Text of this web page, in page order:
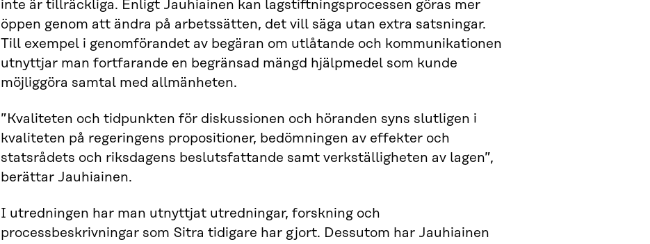
inte är tillräckliga. Enligt Jauhiainen kan lagstiftningsprocessen göras mer
öppen genom att ändra på arbetssätten, det vill säga utan extra satsningar.
Till exempel i genomförandet av begäran om utlåtande och kommunikationen
utnyttjar man fortfarande en begränsad mängd hjälpmedel som kunde
möjliggöra samtal med allmänheten.
”Kvaliteten och tidpunkten för diskussionen och höranden syns slutligen i
kvaliteten på regeringens propositioner, bedömningen av effekter och
statsrådets och riksdagens beslutsfattande samt verkställigheten av lagen”,
berättar Jauhiainen.
I utredningen har man utnyttjat utredningar, forskning och
processbeskrivningar som Sitra tidigare har gjort. Dessutom har Jauhiainen